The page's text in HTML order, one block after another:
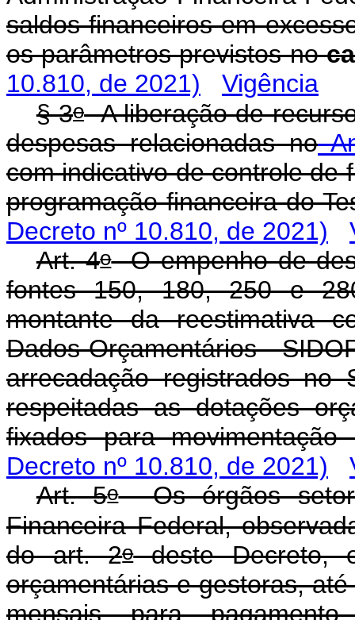
saldos financeiros em
os parâmetros previstos no
10.810, de 2021)
Vigência
§ 3oA liberação de
despesas relacionadas no
com indicativo de controle de
programação financeira do
Decreto nº 10.810, de 2021)
Art. 4oO empenho de
fontes 150, 180, 250 e
montante da reestimativa
Dados Orçamentários -
arrecadação registrados
respeitadas as dotações
fixados para
Decreto nº 10.810, de 2021)
Art. 5oOs órgãos
Financeira Federal,
do art. 2odeste Decreto,
orçamentárias e gestoras,
mensais para